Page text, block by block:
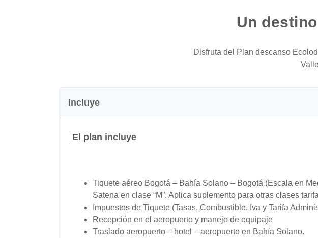
Un
Disfruta del Plan descanso
Incluye
El plan incluye
Tiquete aéreo Bogotá – Bahía Solano – Bogotá (Escala en
Satena en clase “M”. Aplica suplemento para otras clases
Impuestos de Tiquete (Tasas, Combustible, Iva y Tarifa
Recepción en el aeropuerto y manejo de equipaje
Traslado aeropuerto – hotel – aeropuerto en Bahía Solano.